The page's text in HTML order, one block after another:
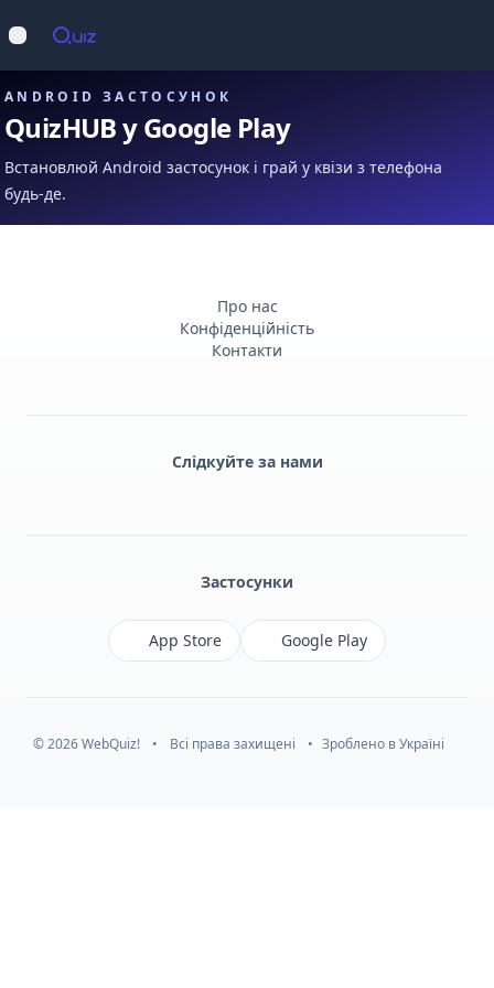
Відкрити меню
ANDROID ЗАСТОСУНОК
QuizHUB у Google Play
Встановлюй Android застосунок і грай у квізи з телефона
будь-де.
Про нас
Конфіденційність
Контакти
Слідкуйте за нами
Застосунки
App Store Google Play
© 2026 WebQuiz! • Всі права захищені • Зроблено в Україні